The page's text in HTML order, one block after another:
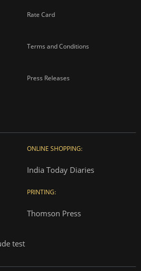
Rate Card
Terms and Conditions
Press Releases
test
ONLINE SHOPPING:
India Today Diaries
PRINTING:
Thomson Press